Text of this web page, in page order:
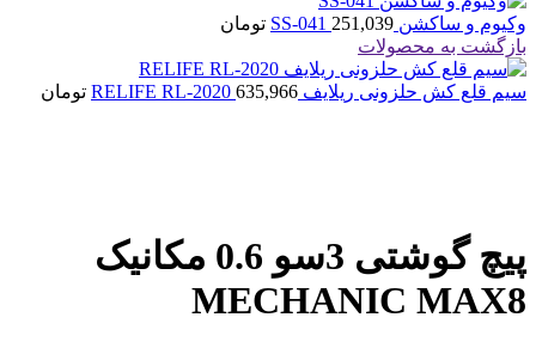
وکیوم و ساکشن SS-041 251,039
تومان
بازگشت به محصولات
سیم قلع کش حلزونی ریلایف RELIFE RL-2020 635,966
تومان
پیچ گوشتی 3سو 0.6 مکانیک
MECHANIC MAX8